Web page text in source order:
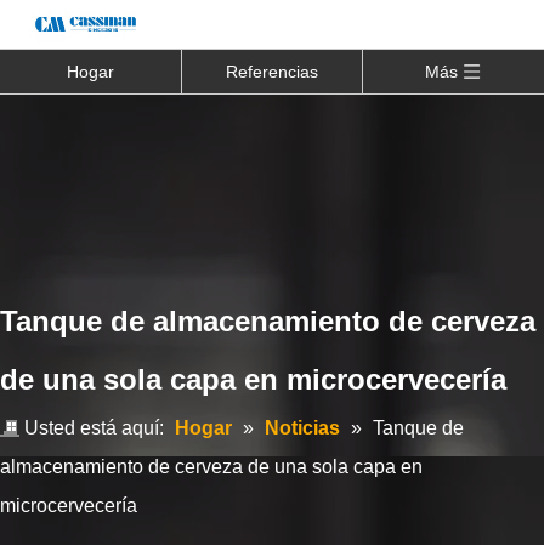
Hogar Referencias Más
Tanque de almacenamiento de cerveza
de una sola capa en microcervecería
Usted está aquí: Hogar » Noticias » Tanque de
almacenamiento de cerveza de una sola capa en
microcervecería